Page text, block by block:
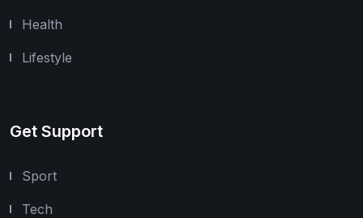
Health
Lifestyle
Get Support
Sport
Tech